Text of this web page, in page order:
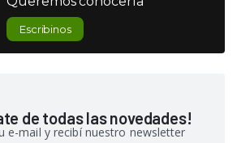
Escribinos
de todas las novedades!
e-mail y recibí nuestro newsletter